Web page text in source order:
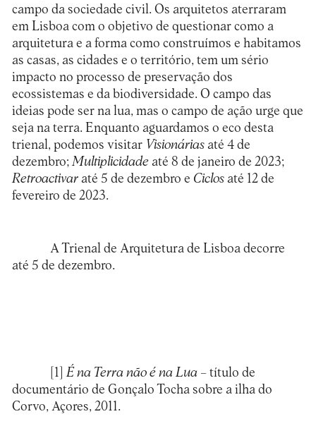
campo da sociedade civil. Os arquitetos aterraram
em Lisboa com o objetivo de questionar como a
arquitetura e a forma como construímos e habitamos
as casas, as cidades e o território, tem um sério
impacto no processo de preservação dos
ecossistemas e da biodiversidade. O campo das
ideias pode ser na lua, mas o campo de ação urge que
seja na terra. Enquanto aguardamos o eco desta
trienal, podemos visitar Visionáriasaté 4 de
dezembro; Multiplicidadeaté 8 de janeiro de 2023;
Retroactivaraté 5 de dezembro e Ciclosaté 12 de
fevereiro de 2023.
A Trienal de Arquitetura de Lisboa decorre
até 5 de dezembro.
[1] É na Terra não é na Lua– título de
documentário de Gonçalo Tocha sobre a ilha do
Corvo, Açores, 2011.